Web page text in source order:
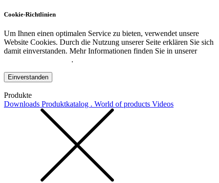
Cookie-Richtlinien
Um Ihnen einen optimalen Service zu bieten, verwendet unsere
Website Cookies. Durch die Nutzung unserer Seite erklären Sie sich
damit einverstanden. Mehr Informationen finden Sie in unserer
.
Einverstanden
Produkte
Downloads Produktkatalog . World of products Videos